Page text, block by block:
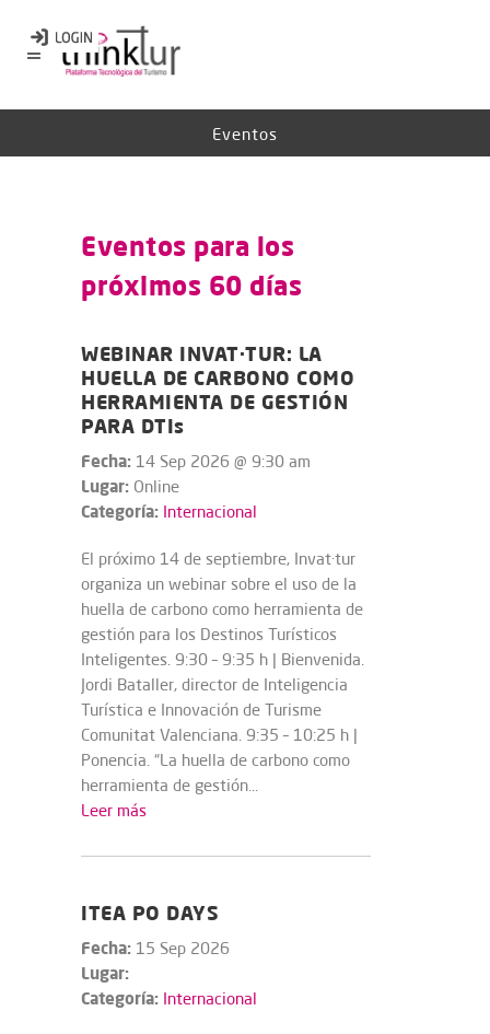
Eventos
Eventos para los
próximos 60 días
WEBINAR INVAT·TUR: LA
HUELLA DE CARBONO COMO
HERRAMIENTA DE GESTIÓN
PARA DTIs
Fecha: 14 Sep 2026 @ 9:30 am
Lugar: Online
Categoría: Internacional
El próximo 14 de septiembre, Invat·tur
organiza un webinar sobre el uso de la
huella de carbono como herramienta de
gestión para los Destinos Turísticos
Inteligentes. 9:30 – 9:35 h | Bienvenida.
Jordi Bataller, director de Inteligencia
Turística e Innovación de Turisme
Comunitat Valenciana. 9:35 – 10:25 h |
Ponencia. “La huella de carbono como
herramienta de gestión...
Leer más
ITEA PO DAYS
Fecha: 15 Sep 2026
Lugar:
Categoría: Internacional